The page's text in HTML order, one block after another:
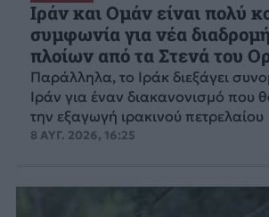
Ιράν και Ομάν είναι πολύ
συμφωνία για νέα
πλοίων από τα Στενά του
Παράλληλα, το Ιράκ διεξάγει
Ιράν για έναν διακανονισμό που
την εξαγωγή ιρακινού πετρελαίου
8 ΑΥΓ. 2026, 16:25